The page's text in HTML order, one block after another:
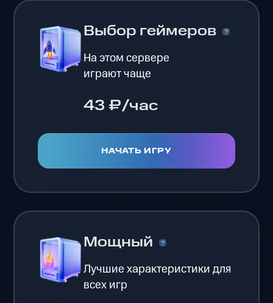
Выбор геймеров
На этом сервере
играют чаще
43 ₽/час
НАЧАТЬ ИГРУ
Мощный
Лучшие характеристики для
всех игр